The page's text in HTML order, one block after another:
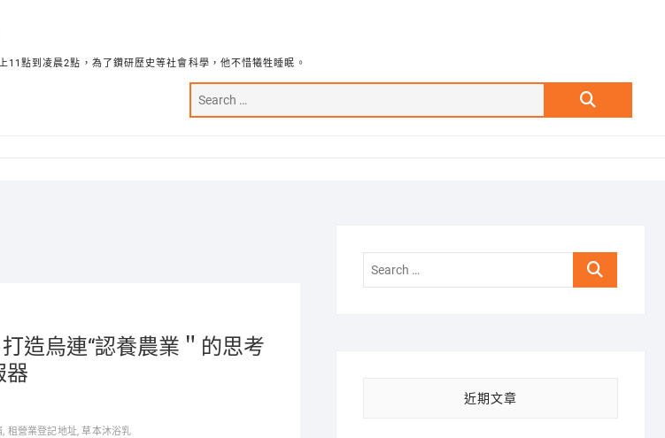
點到凌晨2點，為了鑽研歷史等社會科學，他不惜犧牲睡眠。
Search
造烏連“認養農業＂的思考
器
, 租營業登記地址,草本沐浴乳
Search
近期文章